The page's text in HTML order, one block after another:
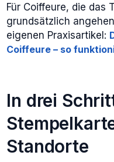
Für Coiffeure, die das
grundsätzlich
eigenen Praxisartikel:
Coiffeure – so
In drei
Standorte